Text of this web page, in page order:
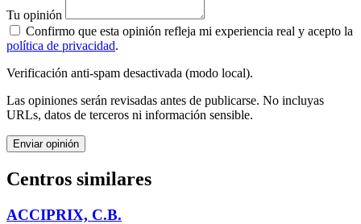
Tu opinión
Confirmo que esta opinión refleja mi experiencia real y acepto la
política de privacidad.
Verificación anti-spam desactivada (modo local).
Las opiniones serán revisadas antes de publicarse. No incluyas
URLs, datos de terceros ni información sensible.
Enviar opinión
Centros similares
ACCIPRIX, C.B.